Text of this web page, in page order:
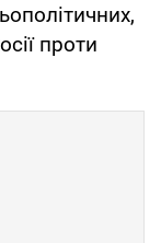
проти